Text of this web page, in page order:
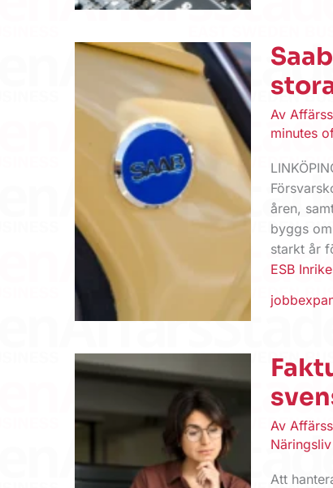
Av
minutes
åren,
byggs
starkt år
ESB
Av
Näringsliv
Att